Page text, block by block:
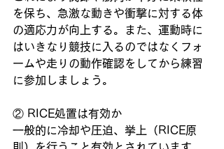
を保ち、急激な動きや衝撃に対する体
の適応力が向上する。また、運動時に
はいきなり競技に入るのではなくフォ
ームや走りの動作確認をしてから練習
に参加しましょう。
② RICE処置は有効か
一般的に冷却や圧迫、挙上（RICE原
則）を行うこと有効とされています。